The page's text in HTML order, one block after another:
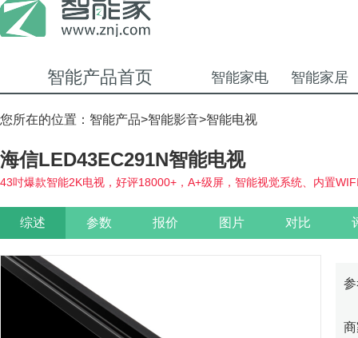
智能产品首页 智能家电 智能家居
您所在的位置： 智能产品>智能影音>智能电视
海信LED43EC291N智能电视
43吋爆款智能2K电视，好评18000+，A+级屏，智能视觉系统、内置
综述 参数 报价 图片 对比